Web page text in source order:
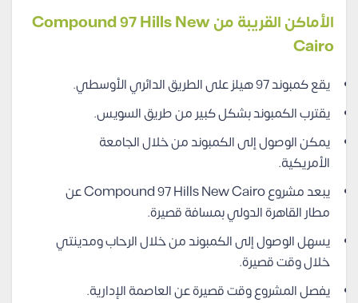
الأماكن القريبة من Compound 97 Hills New
Cairo
يقع كمبوند 97 هيلز على الطريق الدائري الأوسطي.
يقترب الكمبوند بشكل كبير من طريق السويس.
يمكن الوصول إلى الكمبوند من خلال الجامعة
الأمريكية.
يبعد مشروع Compound 97 Hills New Cairo عن
مطار القاهرة الدولي بمسافة قصيرة.
يسهل الوصول إلى الكمبوند من خلال الرحاب ومدينتي
خلال وقت قصيرة.
يفصل المشروع وقت قصيرة عن العاصمة الإدارية.